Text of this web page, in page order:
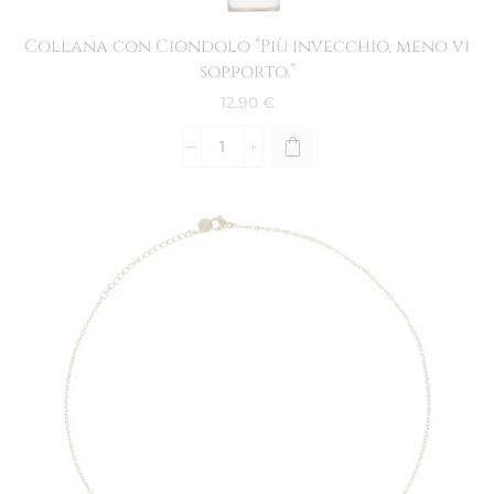
Collana con Ciondolo “Più invecchio, meno vi
sopporto.”
12.90 €